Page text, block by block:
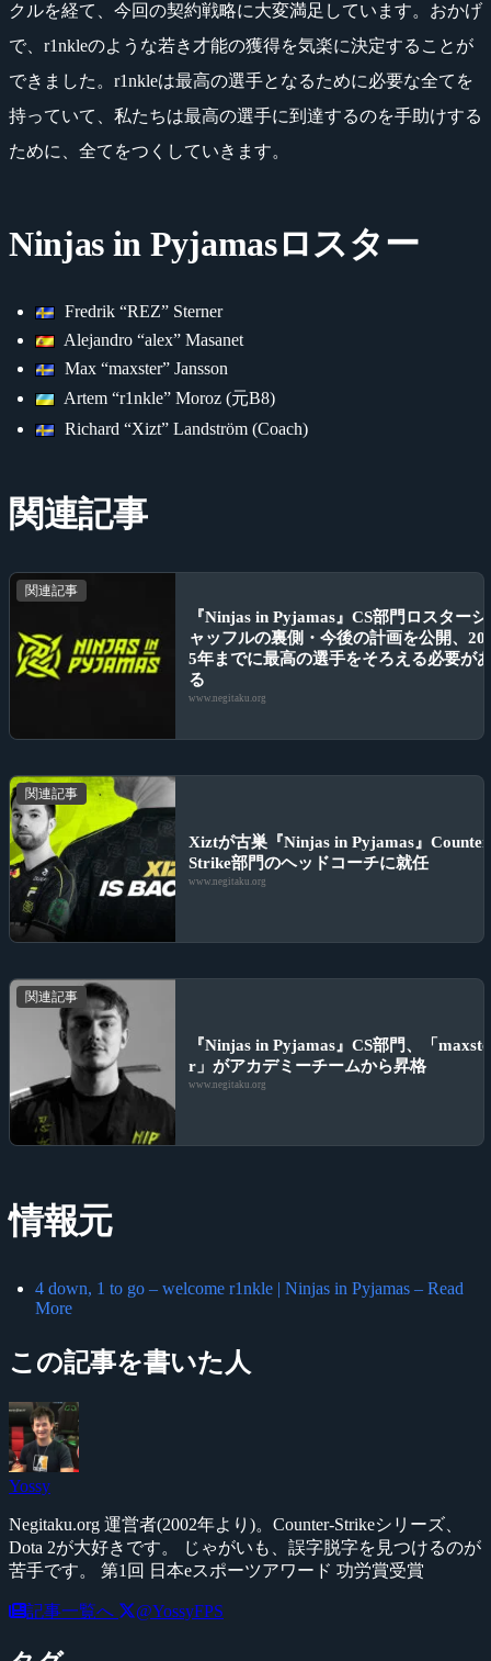
クルを経て、今回の契約戦略に大変満足しています。おかげ
で、r1nkleのような若き才能の獲得を気楽に決定することが
できました。r1nkleは最高の選手となるために必要な全てを
持っていて、私たちは最高の選手に到達するのを手助けする
ために、全てをつくしていきます。
Ninjas in Pyjamasロスター
Fredrik “REZ” Sterner
Alejandro “alex” Masanet
Max “maxster” Jansson
Artem “r1nkle” Moroz (元B8)
Richard “Xizt” Landström (Coach)
関連記事
関連記事
『Ninjas in Pyjamas』CS部門ロスターシ
ャッフルの裏側・今後の計画を公開、
5年までに最高の選手をそろえる必要が
る
www.negitaku.org
関連記事
Xiztが古巣『Ninjas in Pyjamas』
Strike部門のヘッドコーチに就任
www.negitaku.org
関連記事
『Ninjas in Pyjamas』CS部門、「maxste
r」がアカデミーチームから昇格
www.negitaku.org
情報元
4 down, 1 to go – welcome r1nkle | Ninjas in Pyjamas – Read
More
この記事を書いた人
Yossy
Negitaku.org 運営者(2002年より)。Counter-Strikeシリーズ、
Dota 2が大好きです。 じゃがいも、誤字脱字を見つけるのが
苦手です。 第1回 日本eスポーツアワード 功労賞受賞
記事一覧へ @YossyFPS